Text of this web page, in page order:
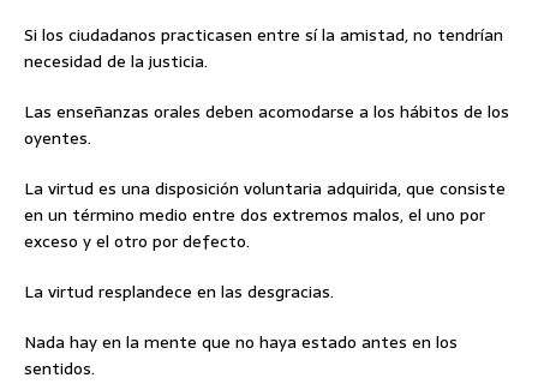
Si los ciudadanos practicasen entre sí la amistad, no tendrían
necesidad de la justicia.
Las enseñanzas orales deben acomodarse a los hábitos de los
oyentes.
La virtud es una disposición voluntaria adquirida, que consiste
en un término medio entre dos extremos malos, el uno por
exceso y el otro por defecto.
La virtud resplandece en las desgracias.
Nada hay en la mente que no haya estado antes en los
sentidos.